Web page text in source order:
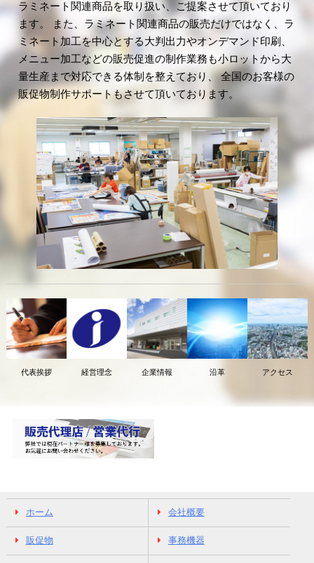
ラミネート関連商品を取り扱い、ご提案させて頂いており
ます。 また、ラミネート関連商品の販売だけではなく、ラ
ミネート加工を中心とする大判出力やオンデマンド印刷、
メニュー加工などの販売促進の制作業務も小ロットから大
量生産まで対応できる体制を整えており、 全国のお客様の
販促物制作サポートもさせて頂いております。
代表挨拶 経営理念 企業情報 沿革 アクセス
ホーム 会社概要
販促物 事務機器